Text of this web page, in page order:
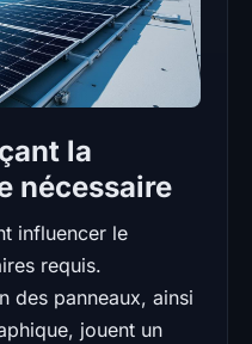
la
nécessaire
influencer le
requis.
des panneaux, ainsi
jouent un